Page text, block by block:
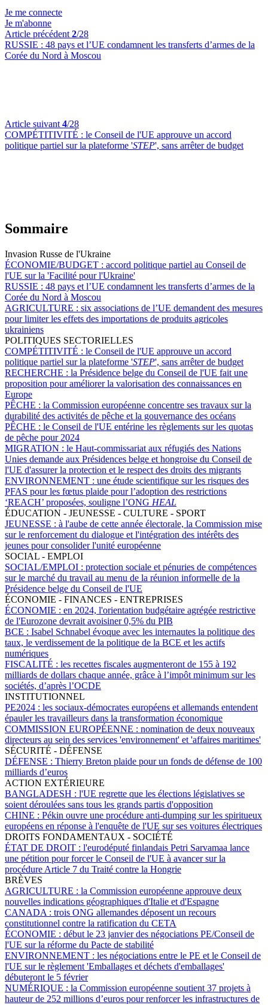
Je me connecte
Je m'abonne
Article précédent 2/28
RUSSIE : 48 pays et l’UE condamnent les transferts d’armes de la
Corée du Nord à Moscou
Article suivant 4/28
COMPÉTITIVITÉ : le Conseil de l'UE approuve un accord
politique partiel sur la plateforme 'STEP', sans arrêter de budget
Sommaire
Invasion Russe de l'Ukraine
ÉCONOMIE/BUDGET : accord politique partiel au Conseil de
l'UE sur la 'Facilité pour l'Ukraine'
RUSSIE : 48 pays et l’UE condamnent les transferts d’armes de la
Corée du Nord à Moscou
AGRICULTURE : six associations de l’UE demandent des mesures
pour limiter les effets des importations de produits agricoles
ukrainiens
POLITIQUES SECTORIELLES
COMPÉTITIVITÉ : le Conseil de l'UE approuve un accord
politique partiel sur la plateforme 'STEP', sans arrêter de budget
RECHERCHE : la Présidence belge du Conseil de l'UE fait une
proposition pour améliorer la valorisation des connaissances en
Europe
PÊCHE : la Commission européenne concentre ses travaux sur la
durabilité des activités de pêche et la gouvernance des océans
PÊCHE : le Conseil de l'UE entérine les règlements sur les quotas
de pêche pour 2024
MIGRATION : le Haut-commissariat aux réfugiés des Nations
Unies demande aux Présidences belge et hongroise du Conseil de
l'UE d'assurer la protection et le respect des droits des migrants
ENVIRONNEMENT : une étude scientifique sur les risques des
PFAS pour les fœtus plaide pour l’adoption des restrictions
‘REACH’ proposées, souligne l’ONG HEAL
ÉDUCATION - JEUNESSE - CULTURE - SPORT
JEUNESSE : à l'aube de cette année électorale, la Commission mise
sur le renforcement du dialogue et l'intégration des intérêts des
jeunes pour consolider l'unité européenne
SOCIAL - EMPLOI
SOCIAL/EMPLOI : protection sociale et pénuries de compétences
sur le marché du travail au menu de la réunion informelle de la
Présidence belge du Conseil de l'UE
ÉCONOMIE - FINANCES - ENTREPRISES
ÉCONOMIE : en 2024, l'orientation budgétaire agrégée restrictive
de l'Eurozone devrait avoisiner 0,5% du PIB
BCE : Isabel Schnabel évoque avec les internautes la politique des
taux, le verdissement de la politique de la BCE et les actifs
numériques
FISCALITÉ : les recettes fiscales augmenteront de 155 à 192
milliards de dollars chaque année, grâce à l’impôt minimum sur les
sociétés, d’après l’OCDE
INSTITUTIONNEL
PE2024 : les sociaux-démocrates européens et allemands entendent
épauler les travailleurs dans la transformation économique
COMMISSION EUROPÉENNE : nomination de deux nouveaux
directeurs au sein des services 'environnement' et 'affaires maritimes'
SÉCURITÉ - DÉFENSE
DÉFENSE : Thierry Breton plaide pour un fonds de défense de 100
milliards d’euros
ACTION EXTÉRIEURE
BANGLADESH : l'UE regrette que les élections législatives se
soient déroulées sans tous les grands partis d'opposition
CHINE : Pékin ouvre une procédure anti-dumping sur les spiritueux
européens en réponse à l'enquête de l'UE sur ses voitures électriques
DROITS FONDAMENTAUX - SOCIÉTÉ
ÉTAT DE DROIT : l'eurodéputé finlandais Petri Sarvamaa lance
une pétition pour forcer le Conseil de l'UE à avancer sur la
procédure Article 7 du Traité contre la Hongrie
BRÈVES
AGRICULTURE : la Commission européenne approuve deux
nouvelles indications géographiques d'Italie et d'Espagne
CANADA : trois ONG allemandes déposent un recours
constitutionnel contre la ratification du CETA
ÉCONOMIE : début le 23 janvier des négociations PE/Conseil de
l'UE sur la réforme du Pacte de stabilité
ENVIRONNEMENT : les négociations entre le PE et le Conseil de
l'UE sur le règlement 'Emballages et déchets d'emballages'
débuteront le 5 février
NUMÉRIQUE : la Commission européenne soutient 37 projets à
hauteur de 252 millions d’euros pour renforcer les infrastructures de